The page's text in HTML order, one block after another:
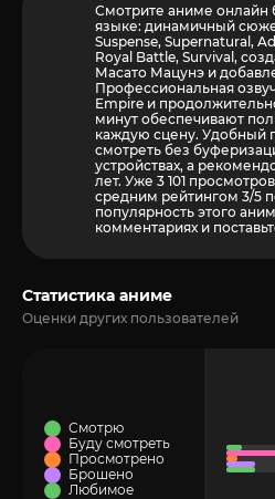
Смотрите аниме онлайн
языке: динамичный
Suspense, Supernatural,
Royal Battle, Survival,
Масато Мацунэ и
Профессиональная
Empire и
минут обеспечивают
каждую сцену. Удобный
смотреть без
устройствах, а
лет. Уже 3 101
средним рейтингом 3/5
популярность этого
комментариях и
Статистика аниме
Оценки других пользователей
Смотрю
Буду смотреть
Просмотрено
Брошено
Любимое